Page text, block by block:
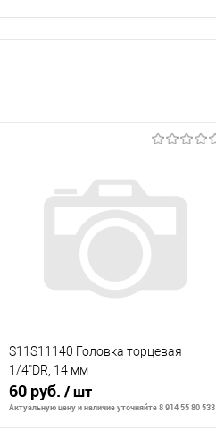
S11S11140 Головка торцевая
1/4"DR, 14 мм
60 руб. / шт
Актуальную цену и наличие уточняйте 8 914 55 80 533